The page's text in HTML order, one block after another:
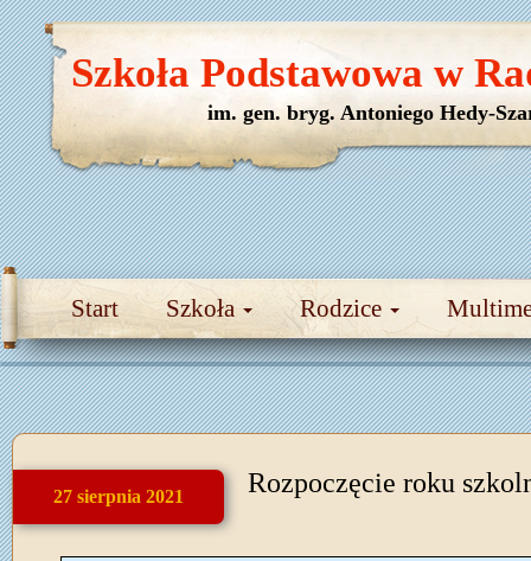
Start Szkoła Rodzice
Szkoła Podstawowa w
im. gen. bryg. Antoniego Hedy-
27 sierpnia 2021 Rozpoczęcie roku